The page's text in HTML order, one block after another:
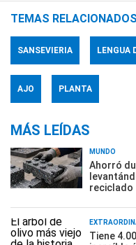
TEMAS RELACIONADOS
SANSEVIERIA LENGUA
AJO PLANTA
MÁS LEÍDAS
MUNDO
Ahorró
reciclado
Tiene